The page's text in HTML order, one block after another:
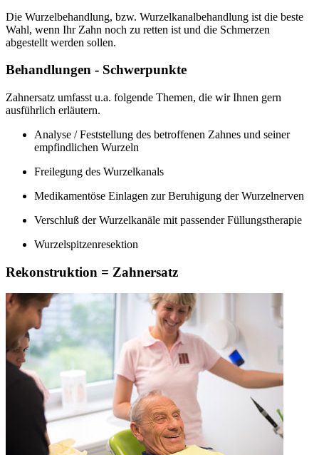
Die Wurzelbehandlung, bzw. Wurzelkanalbehandlung ist die beste
Wahl, wenn Ihr Zahn noch zu retten ist und die Schmerzen
abgestellt werden sollen.
Behandlungen - Schwerpunkte
Zahnersatz umfasst u.a. folgende Themen, die wir Ihnen gern
ausführlich erläutern.
Analyse / Feststellung des betroffenen Zahnes und seiner
empfindlichen Wurzeln
Freilegung des Wurzelkanals
Medikamentöse Einlagen zur Beruhigung der Wurzelnerven
Verschluß der Wurzelkanäle mit passender Füllungstherapie
Wurzelspitzenresektion
Rekonstruktion = Zahnersatz